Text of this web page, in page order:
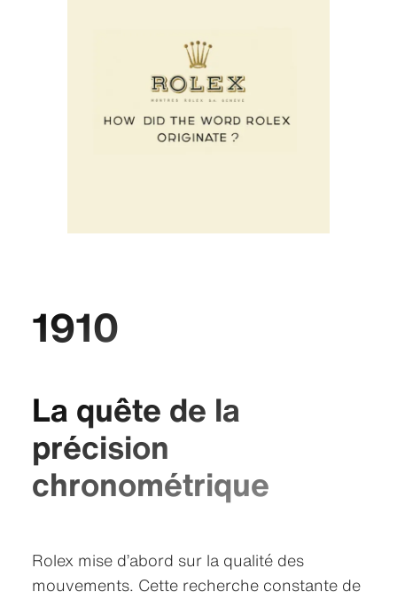
1910
La quête de la
précision
chronométrique
Rolex mise d’abord sur la qualité des
mouvements. Cette recherche constante de